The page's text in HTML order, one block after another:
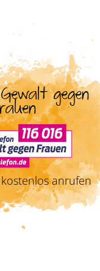
gegen
anrufen